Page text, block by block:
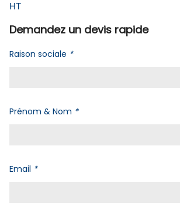
HT
Demandez un devis rapide
Raison sociale *
Prénom & Nom *
Email *